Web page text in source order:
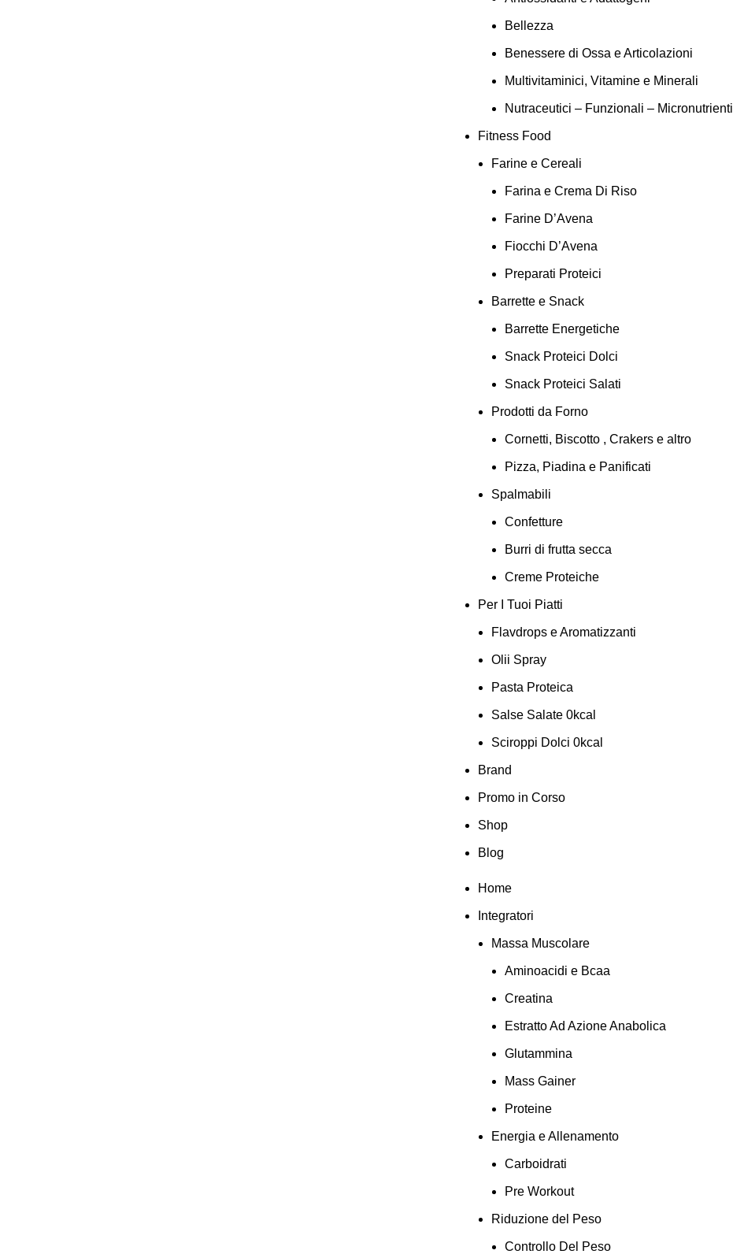
Bellezza
Benessere di Ossa e Articolazioni
Multivitaminici, Vitamine e Minerali
Nutraceutici – Funzionali – Micronutrienti
Fitness Food
Farine e Cereali
Farina e Crema Di Riso
Farine D’Avena
Fiocchi D’Avena
Preparati Proteici
Barrette e Snack
Barrette Energetiche
Snack Proteici Dolci
Snack Proteici Salati
Prodotti da Forno
Cornetti, Biscotto , Crakers e altro
Pizza, Piadina e Panificati
Spalmabili
Confetture
Burri di frutta secca
Creme Proteiche
Per I Tuoi Piatti
Flavdrops e Aromatizzanti
Olii Spray
Pasta Proteica
Salse Salate 0kcal
Sciroppi Dolci 0kcal
Brand
Promo in Corso
Shop
Blog
Home
Integratori
Massa Muscolare
Aminoacidi e Bcaa
Creatina
Estratto Ad Azione Anabolica
Glutammina
Mass Gainer
Proteine
Energia e Allenamento
Carboidrati
Pre Workout
Riduzione del Peso
Controllo Del Peso